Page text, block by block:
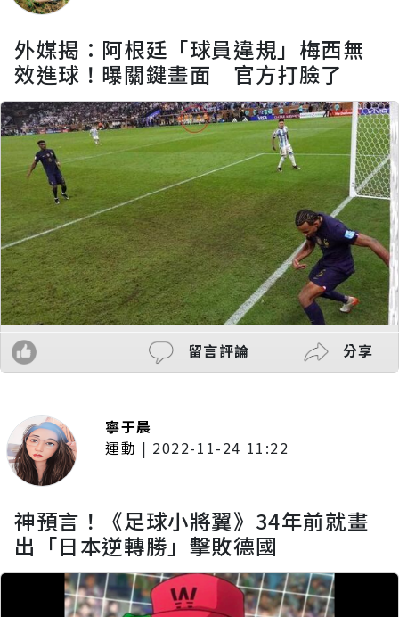
外媒揭：阿根廷「球員違規」梅西無
效進球！曝關鍵畫面 官方打臉了
留言評論 分享
寧于晨
運動 | 2022-11-24 11:22
神預言！《足球小將翼》34年前就畫
出「日本逆轉勝」擊敗德國